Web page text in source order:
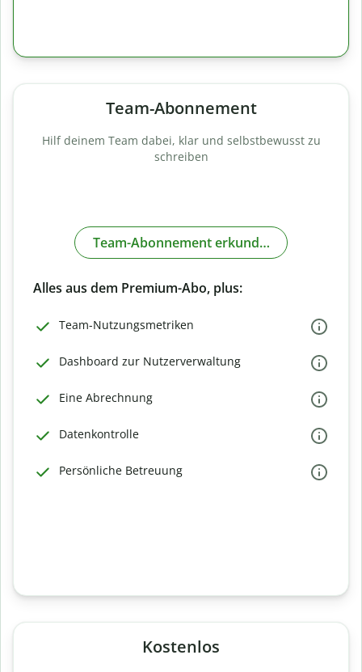
Team-Abonnement
Hilf deinem Team dabei, klar und selbstbewusst zu
schreiben
Team-Abonnement erkunden
Alles aus dem Premium-Abo, plus:
Team-Nutzungsmetriken
Dashboard zur Nutzerverwaltung
Eine Abrechnung
Datenkontrolle
Persönliche Betreuung
Kostenlos